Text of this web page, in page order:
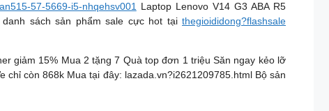
57-5669-i5-nhqehsv001
Laptop Lenovo V14 G3 ABA R5
danh sách sản phẩm sale cực hot tại thegioididong?flashsale
giảm 15% Mua 2 tặng 7 Quà top đơn 1 triệu Săn ngay kẻo lỡ
còn 868k Mua tại đây: lazada.vn?i2621209785.html Bộ sản